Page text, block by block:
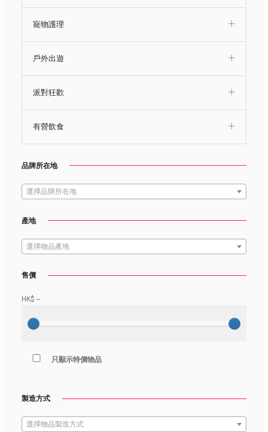
寵物護理
戶外出遊
派對狂歡
有營飲食
品牌所在地
選擇品牌所在地
產地
選擇物品產地
售價
HK$ --
只顯示特價物品
製造方式
選擇物品製造方式